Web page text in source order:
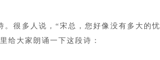
很多人说，“宋总，您好像没有多大的忧
给大家朗诵一下这段诗：